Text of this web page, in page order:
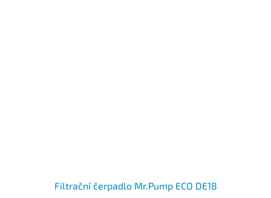
Filtrační čerpadlo Mr.Pump ECO DE18